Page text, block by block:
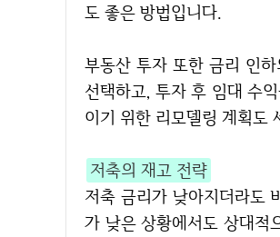
도 좋은 방법입니다.
부동산 투자 또한 금리 인
선택하고, 투자 후 임대 수
이기 위한 리모델링 계획도
저축의 재고 전략
저축 금리가 낮아지더라도
가 낮은 상황에서도 상대적